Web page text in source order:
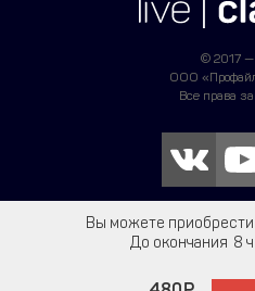
Вы можете приобрести
До окончания 8
© 2017
ООО
Все права
+7 495
ТЕЛЕФОН